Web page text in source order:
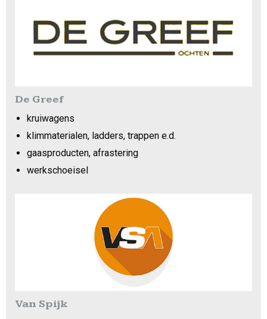
De Greef
kruiwagens
klimmaterialen, ladders, trappen e.d.
gaasproducten, afrastering
werkschoeisel
Van Spijk